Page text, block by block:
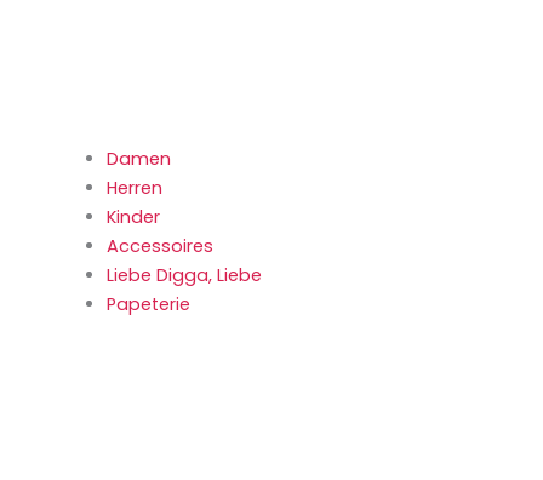
Damen
Herren
Kinder
Accessoires
Liebe Digga, Liebe
Papeterie